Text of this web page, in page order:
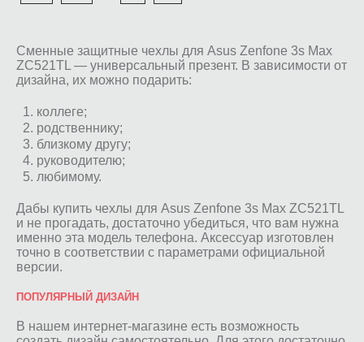
Сменные защитные чехлы для Asus Zenfone 3s Max
ZC521TL — универсальный презент. В зависимости от
дизайна, их можно подарить:
коллеге;
родственнику;
близкому другу;
руководителю;
любимому.
Дабы купить чехлы для Asus Zenfone 3s Max ZC521TL
и не прогадать, достаточно убедиться, что вам нужна
именно эта модель телефона. Аксессуар изготовлен
точно в соответствии с параметрами официальной
версии.
ПОПУЛЯРНЫЙ ДИЗАЙН
В нашем интернет-магазине есть возможность